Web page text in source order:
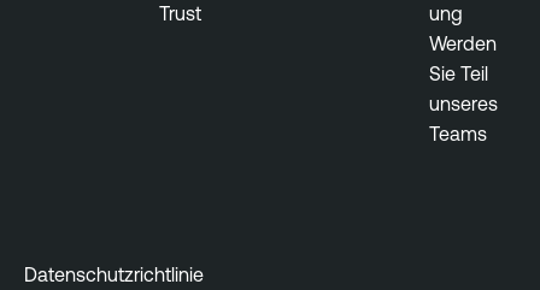
Trust
ung
Werden
Sie Teil
unseres
Teams
Datenschutzrichtlinie